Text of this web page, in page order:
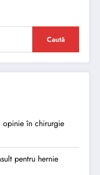
Caută
opinie în chirurgie
pentru hernie